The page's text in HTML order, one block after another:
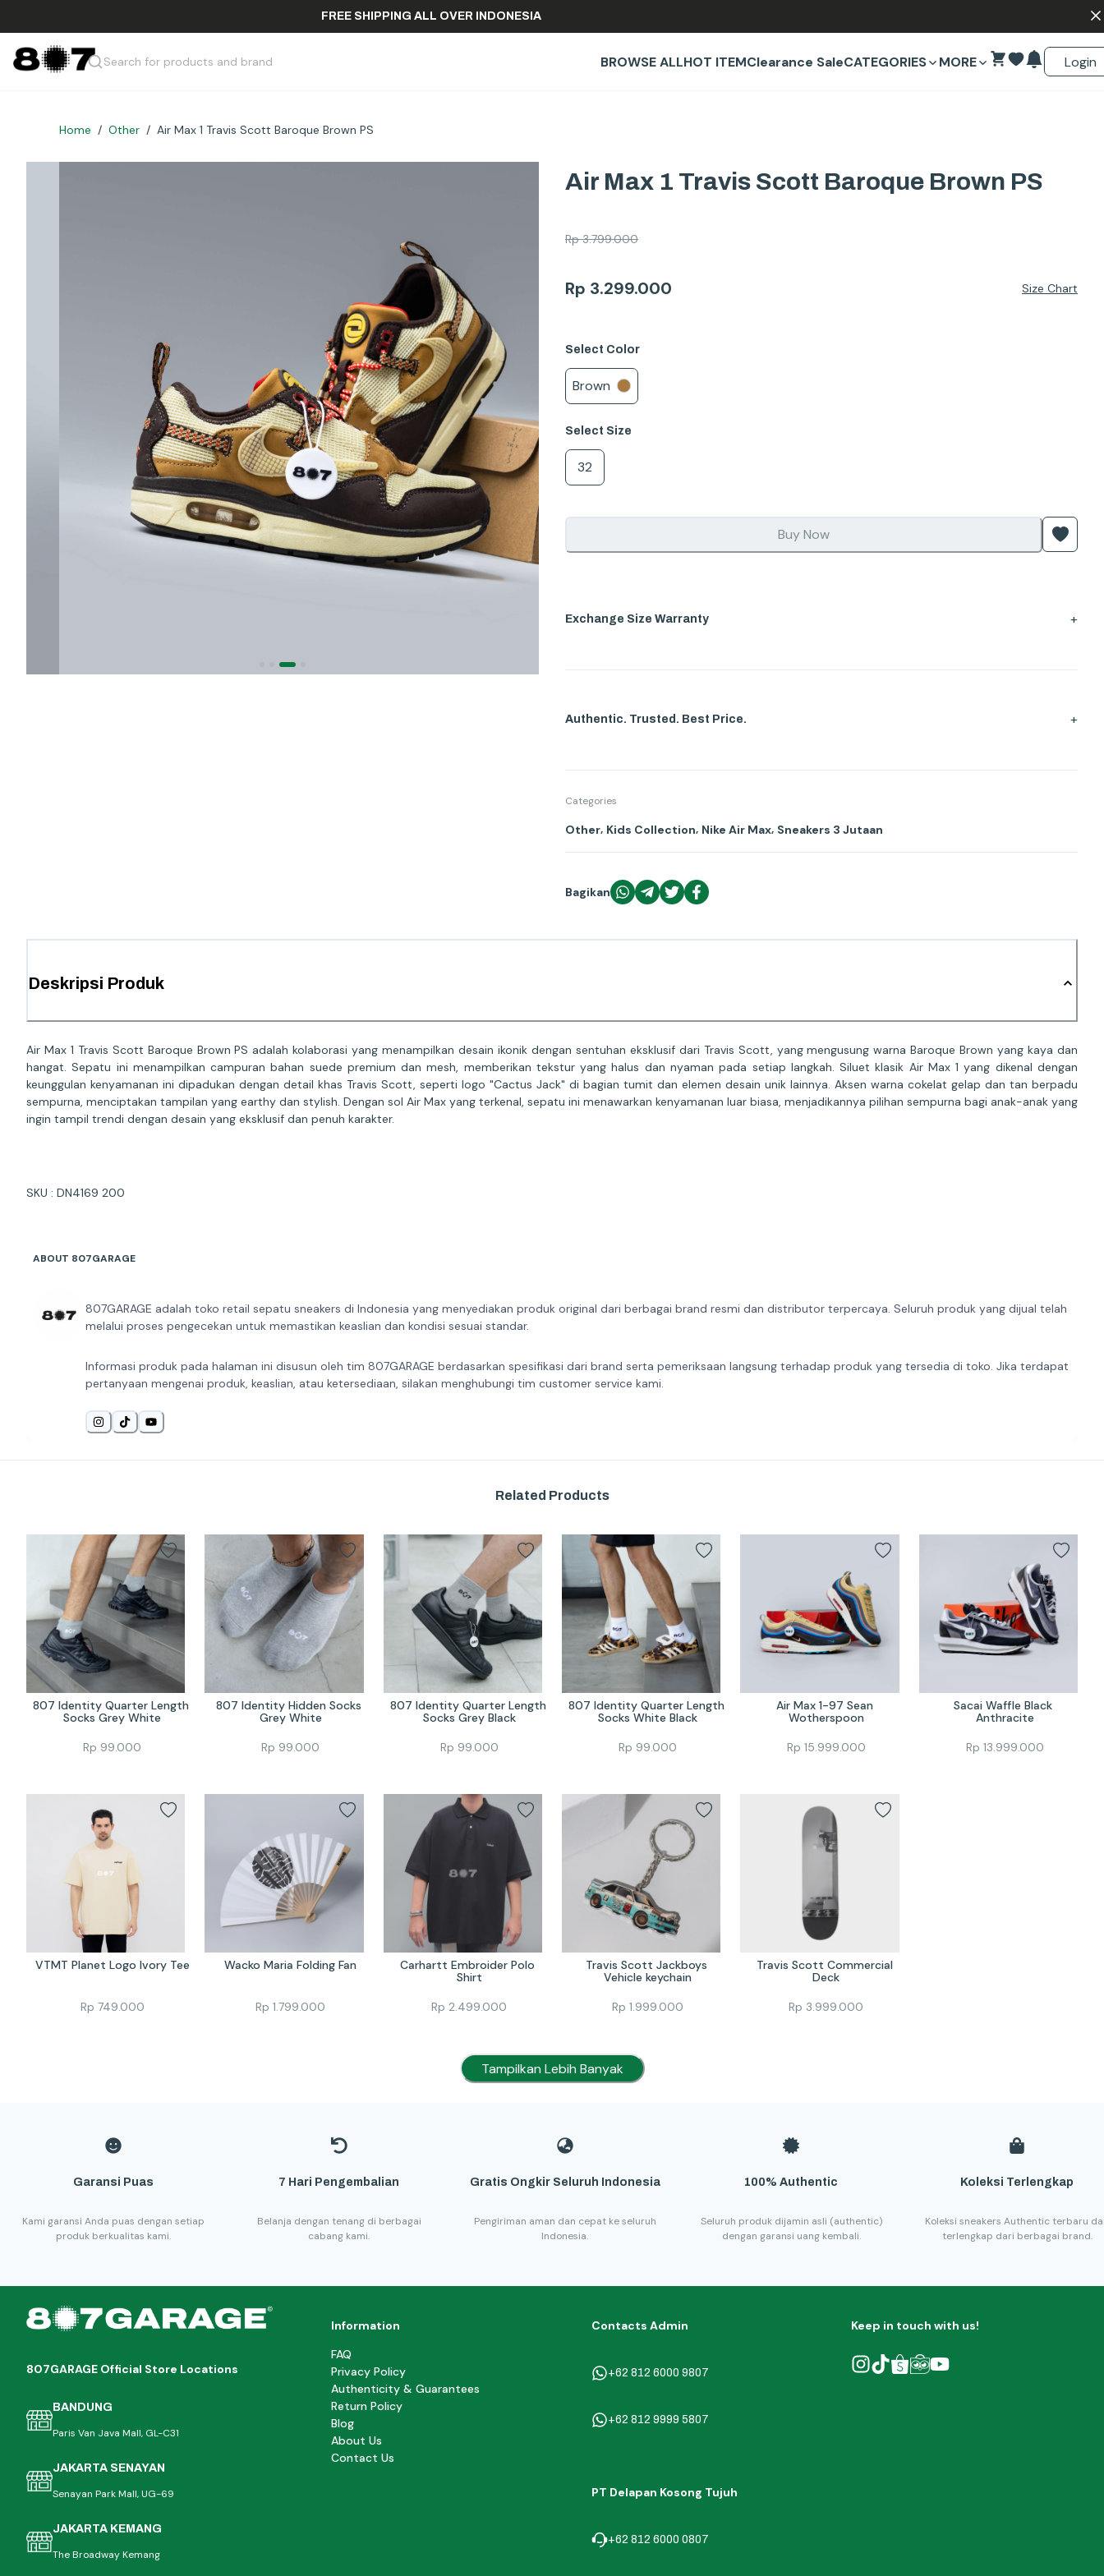
FREE SHIPPING ALL OVER INDONESIA
Search for products and brand BROWSE ALLHOT ITEMClearance SaleCATEGORIES MORE Login
Home / Other / Air Max 1 Travis Scott Baroque Brown PS
Air Max 1 Travis Scott Baroque Brown PS
Rp3.799.000
Rp 3.299.000 Size Chart
Select Color
Brown
Select Size
32
Buy Now
Exchange Size Warranty +
Authentic. Trusted. Best Price. +
Categories
Other, Kids Collection, Nike Air Max, Sneakers 3 Jutaan
Bagikan
Deskripsi Produk
Air Max 1 Travis Scott Baroque Brown PS adalah kolaborasi yang menampilkan desain ikonik dengan sentuhan eksklusif dari Travis Scott, yang mengusung warna Baroque Brown yang kaya dan
hangat. Sepatu ini menampilkan campuran bahan suede premium dan mesh, memberikan tekstur yang halus dan nyaman pada setiap langkah. Siluet klasik Air Max 1 yang dikenal dengan
keunggulan kenyamanan ini dipadukan dengan detail khas Travis Scott, seperti logo "Cactus Jack" di bagian tumit dan elemen desain unik lainnya. Aksen warna cokelat gelap dan tan berpadu
sempurna, menciptakan tampilan yang earthy dan stylish. Dengan sol Air Max yang terkenal, sepatu ini menawarkan kenyamanan luar biasa, menjadikannya pilihan sempurna bagi anak-anak yang
ingin tampil trendi dengan desain yang eksklusif dan penuh karakter.
SKU : DN4169 200
ABOUT 807GARAGE
807GARAGE adalah toko retail sepatu sneakers di Indonesia yang menyediakan produk original dari berbagai brand resmi dan distributor terpercaya. Seluruh produk yang dijual telah
melalui proses pengecekan untuk memastikan keaslian dan kondisi sesuai standar.
Informasi produk pada halaman ini disusun oleh tim 807GARAGE berdasarkan spesifikasi dari brand serta pemeriksaan langsung terhadap produk yang tersedia di toko. Jika terdapat
pertanyaan mengenai produk, keaslian, atau ketersediaan, silakan menghubungi tim customer service kami.
Related Products
807 Identity Quarter Length
Socks Grey White
Rp 99.000
807 Identity Hidden Socks
Grey White
Rp 99.000
807 Identity Quarter Length
Socks Grey Black
Rp 99.000
807 Identity Quarter Length
Socks White Black
Rp 99.000
Air Max 1-97 Sean
Wotherspoon
Rp 15.999.000
Sacai Waffle Black
Anthracite
Rp 13.999.000
VTMT Planet Logo Ivory Tee
Rp 749.000
Wacko Maria Folding Fan
Rp1.799.000
Carhartt Embroider Polo
Shirt
Rp 2.499.000
Travis Scott Jackboys
Vehicle keychain
Rp1.999.000
Travis Scott Commercial
Deck
Rp 3.999.000
Tampilkan Lebih Banyak
Garansi Puas
Kami garansi Anda puas dengan setiap
produk berkualitas kami.
7 Hari Pengembalian
Belanja dengan tenang di berbagai
cabang kami.
Gratis Ongkir Seluruh Indonesia
Pengiriman aman dan cepat ke seluruh
Indonesia.
100% Authentic
Seluruh produk dijamin asli (authentic)
dengan garansi uang kembali.
Koleksi Terlengkap
Koleksi sneakers Authentic terbaru
terlengkap dari berbagai brand.
807GARAGE Official Store Locations
BANDUNG
Paris Van Java Mall, GL-C31
JAKARTA SENAYAN
Senayan Park Mall, UG-69
JAKARTA KEMANG
The Broadway Kemang
Information
FAQ
Privacy Policy
Authenticity & Guarantees
Return Policy
Blog
About Us
Contact Us
Contacts Admin
+62 812 6000 9807
+62 812 9999 5807
PT Delapan Kosong Tujuh
+62 812 6000 0807
Keep in touch with us!